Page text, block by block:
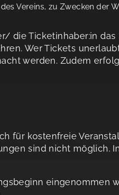
Vereins, zu Zwecken der
die Ticketinhaber:in
Wer Tickets
werden. Zudem
für kostenfreie
sind nicht möglich.
eingenommen